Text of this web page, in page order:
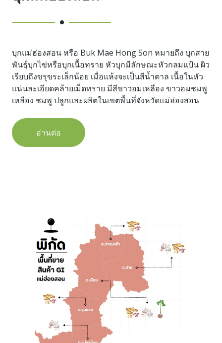
บุกแม่ฮ่องสอน หรือ Buk Mae Hong Son หมายถึง บุกสาย
พันธุ์บุกไข่หรือบุกเนื้อทราย หัวบุกมีลักษณะหัวกลมแป้น ผิว
เรียบถึงขรุขระเล็กน้อย เมื่อแห้งจะเป็นสีน้ำตาล เนื้อในหัว
แน่นละเอียดคล้ายเม็ดทราย มีสีขาวอมเหลือง ขาวอมชมพู
เหลือง ชมพู ปลูกและผลิตในเขตพื้นที่จังหวัดแม่ฮ่องสอน
อ่านต่อ